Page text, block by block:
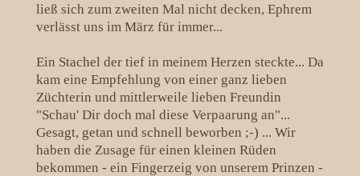
ließ sich zum zweiten Mal nicht decken, Ephrem
verlässt uns im März für immer...
Ein Stachel der tief in meinem Herzen steckte... Da
kam eine Empfehlung von einer ganz lieben
Züchterin und mittlerweile lieben Freundin
"Schau' Dir doch mal diese Verpaarung an"...
Gesagt, getan und schnell beworben ;-) ... Wir
haben die Zusage für einen kleinen Rüden
bekommen - ein Fingerzeig von unserem Prinzen -